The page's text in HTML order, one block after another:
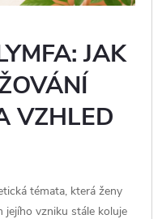
JAK
VZHLED
témata, která ženy
jejího vzniku stále koluje